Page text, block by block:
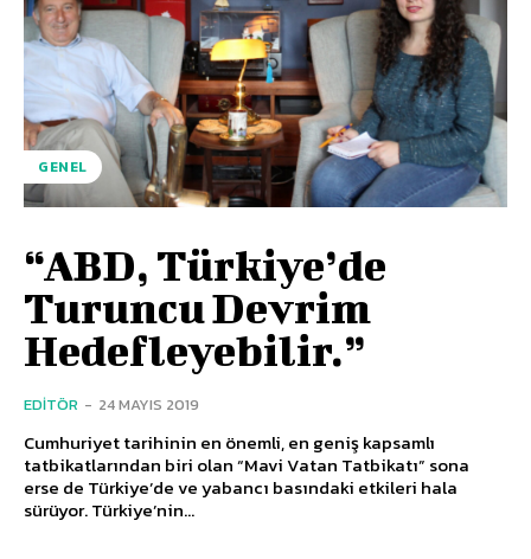
GENEL
“ABD, Türkiye’de
Turuncu Devrim
Hedefleyebilir.”
EDITÖR - 24 MAYIS 2019
Cumhuriyet tarihinin en önemli, en geniş kapsamlı
tatbikatlarından biri olan “Mavi Vatan Tatbikatı” sona
erse de Türkiye’de ve yabancı basındaki etkileri hala
sürüyor. Türkiye’nin...